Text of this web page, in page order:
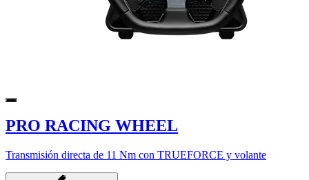
PRO RACING WHEEL
Transmisión directa de 11 Nm con TRUEFORCE y volante